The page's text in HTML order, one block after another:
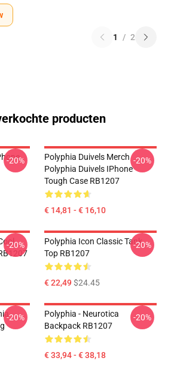
1 / 2
producten
-20%
Polyphia Duivels Merch
Polyphia Duivels IPhone
Tough Case RB1207
€ 14,81 - € 16,10
-20%
-20%
Polyphia Icon Classic Tank
Top RB1207
€ 22,49$24.45
-20%
-20%
Polyphia - Neurotica
Backpack RB1207
€ 33,94 - € 38,18
-20%